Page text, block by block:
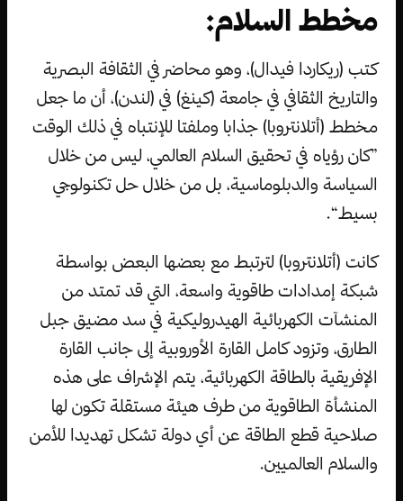
مخطط السلام:
كتب (ريكاردا فيدال)، وهو محاضر في الثقافة البصرية
والتاريخ الثقافي في جامعة (كينغ) في (لندن)، أن ما جعل
مخطط (أتلانتروبا) جذابا وملفتا للإنتباه في ذلك الوقت
”كان رؤياه في تحقيق السلام العالمي، ليس من خلال
السياسة والدبلوماسية، بل من خلال حل تكنولوجي
بسيط“.
كانت (أتلانتروبا) لترتبط مع بعضها البعض بواسطة
شبكة إمدادات طاقوية واسعة، التي قد تمتد من
المنشآت الكهربائية الهيدروليكية في سد مضيق جبل
الطارق، وتزود كامل القارة الأوروبية إلى جانب القارة
الإفريقية بالطاقة الكهربائية، يتم الإشراف على هذه
المنشأة الطاقوية من طرف هيئة مستقلة تكون لها
صلاحية قطع الطاقة عن أي دولة تشكل تهديدا للأمن
والسلام العالميين.